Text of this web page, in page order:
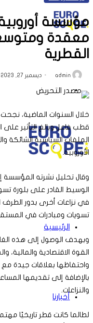
بحث
عن
الرئيسية
أخبارنا
مؤسسة أوروبية:
معقدة
القطرية
admin ديسمبر 27, 2023
خلال السنوات الماضية،
قطب فاعل وبالغ التأثير
الملفات السياسية
الأوروبية.
وقال تحليل نشرته المؤسسة
الوسيط القادر على بلورة
في نزاعات أخرى بدور الطرف
تسويات ومبادرات في
وبهدف الوصول إلى هذه
القوة الاقتصادية والمالية،
واحتفاظها بعلاقات جيدة مع
بالإضافة إلى تقديمها
والنزاعات.
لطالما كانت قطر تاريخيًا